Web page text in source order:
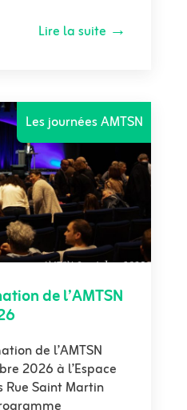
Lire la suite →
Les journées AMTSN
de l’AMTSN
de l’AMTSN
2026 à l’Espace
Saint Martin